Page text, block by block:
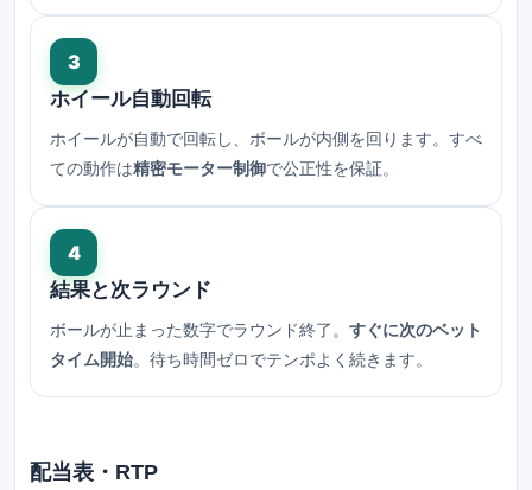
3
ホイール自動回転
ホイールが自動で回転し、ボールが内側を回ります。すべ
ての動作は精密モーター制御で公正性を保証。
4
結果と次ラウンド
ボールが止まった数字でラウンド終了。 すぐに次のベット
タイム開始。待ち時間ゼロでテンポよく続きます。
配当表・RTP